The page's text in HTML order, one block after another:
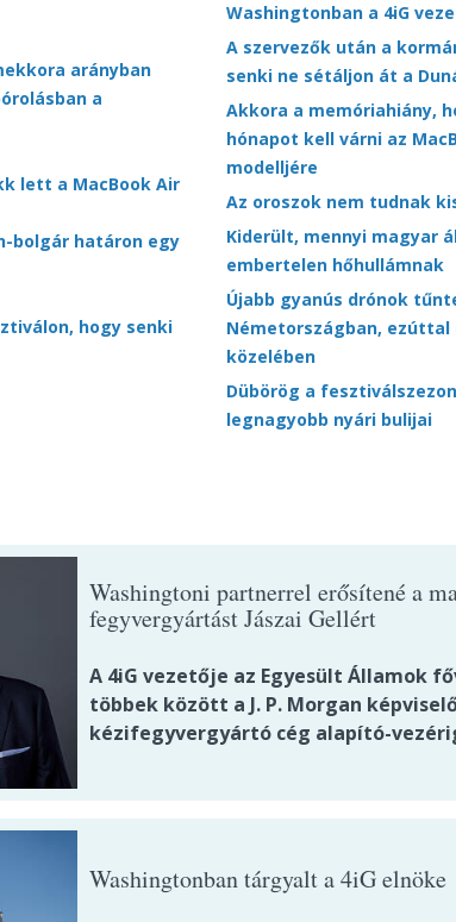
arányban
a
lett a MacBook Air
bolgár határon egy
hogy senki
Washingtonban a 4iG
A szervezők után a
senki ne sétáljon át a
Akkora a memóriahiány,
hónapot kell várni az
modelljére
Az oroszok nem tudnak
Kiderült, mennyi magyar
embertelen hőhullámnak
Újabb gyanús drónok
Németországban, ezúttal
közelében
Dübörög a
legnagyobb nyári bulijai
Washingtoni partnerrel erősítené a
fegyvergyártást Jászai Gellért
A 4iG vezetője az Egyesült Államok
többek között a J. P. Morgan
kézifegyvergyártó cég alapító-
Washingtonban tárgyalt a 4iG elnöke